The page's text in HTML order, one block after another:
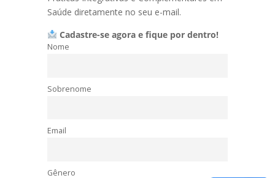
Saúde diretamente no seu e-mail.
Cadastre-se agora e fique por dentro!
Nome
Sobrenome
Email
Gênero